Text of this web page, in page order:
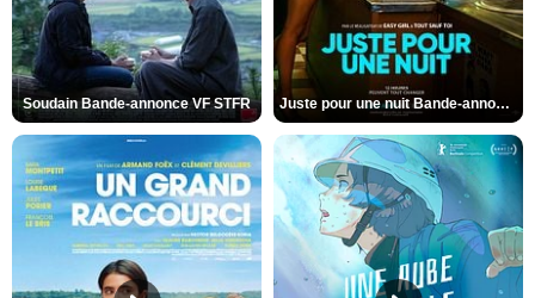
Soudain Bande-annonce VF STFR Juste pour une nuit Bande-annonce VO STFR